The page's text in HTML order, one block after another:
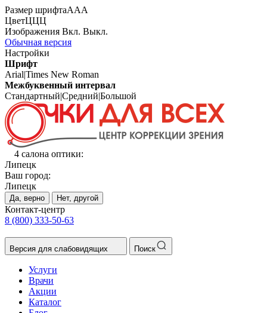
Размер шрифтаААА
ЦветЦЦЦ
Изображения Вкл. Выкл.
Обычная версия
Настройки
Шрифт
Arial|Times New Roman
Межбуквенный интервал
Стандартный|Средний|Большой
4 салона оптики:
Липецк
Ваш город:
Липецк
Да, верно Нет, другой
Контакт-центр
8 (800) 333-50-63
Версия для слабовидящих Поиск
Услуги
Врачи
Акции
Каталог